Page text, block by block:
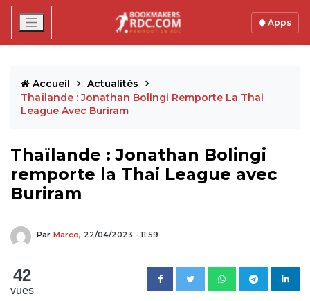
Apps
Accueil
Actualités
Thaïlande : Jonathan Bolingi Remporte La Thai
League Avec Buriram
Thaïlande : Jonathan Bolingi
remporte la Thai League avec
Buriram
Par Marco, 22/04/2023 - 11:59
42
vues